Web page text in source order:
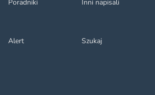
Poradniki
Inni napisali
Alert Szukaj